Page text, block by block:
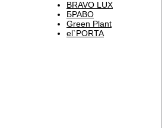
BRAVO LUX
БРАВО
Green Plant
el`PORTA